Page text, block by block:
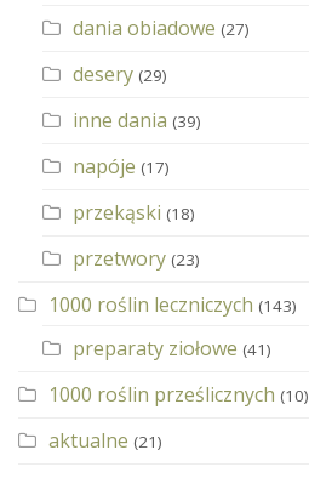
dania obiadowe (27)
desery (29)
inne dania (39)
napóje (17)
przekąski (18)
przetwory (23)
1000 roślin leczniczych (143)
preparaty ziołowe (41)
1000 roślin prześlicznych (10)
aktualne (21)